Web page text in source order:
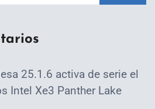
25.1.6 activa de serie el
Intel Xe3 Panther Lake